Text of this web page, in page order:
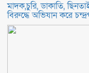
মাদক,চুরি, ডাকাতি,
বিরুদ্ধে অভিযান করে